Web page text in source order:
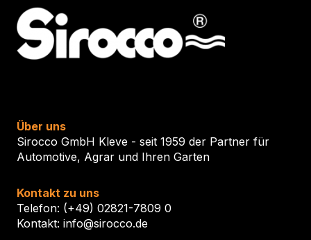
Über uns
Sirocco GmbH Kleve - seit 1959 der Partner für
Automotive, Agrar und Ihren Garten
Kontakt zu uns
Telefon: (+49) 02821-7809 0
Kontakt: info@sirocco.de